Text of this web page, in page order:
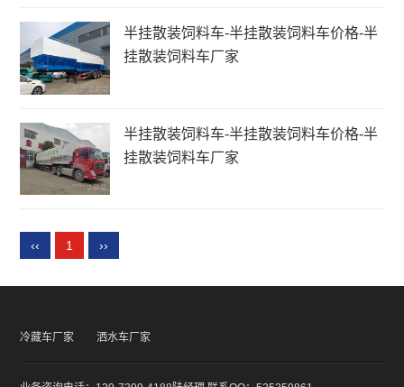
半挂散装饲料车-半挂散装饲料车价格-半
挂散装饲料车厂家
半挂散装饲料车-半挂散装饲料车价格-半
挂散装饲料车厂家
‹‹ 1 ››
冷藏车厂家 洒水车厂家